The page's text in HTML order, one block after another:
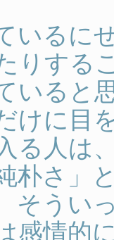
いるに
りする
いると
けに目
る人は
朴さ」
そうい
感情的